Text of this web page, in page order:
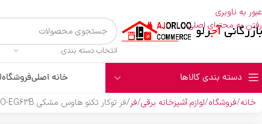
عبور به ناوبری
رفتن به محتوای اصلی
انتخاب دسته بندی
دسته بندی کالاها خانه اصلیفروشگاه
خانه فروشگاه لوازم آشپزخانه برقی فر فر توکار تکنو هاوس مشکي TBO-EG63B